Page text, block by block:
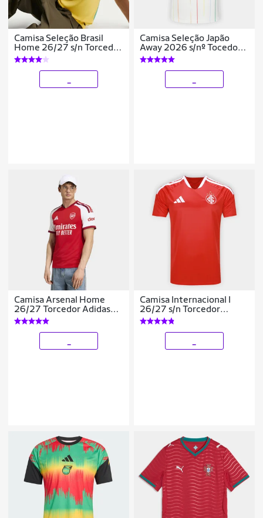
Camisa Seleção Brasil
Home 26/27 s/n Torcedor
Nike Masculina
Camisa Seleção Japão
Away 2026 s/nº Tocedor
Adidas Originals Feminina
Camisa Arsenal Home
26/27 Torcedor Adidas
Masculina
Camisa Internacional I
26/27 s/n Torcedor
Adidas Masculina